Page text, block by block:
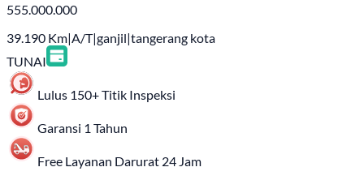
555.000.000
39.190 Km|A/T|ganjil|tangerang kota
TUNAI
Lulus 150+ Titik Inspeksi
Garansi 1 Tahun
Free Layanan Darurat 24 Jam